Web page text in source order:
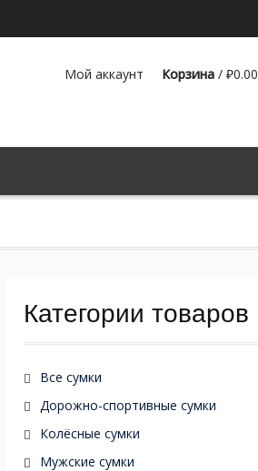
Мой аккаунт Корзина / ₽0.00
Категории товаров
Все сумки
Дорожно-спортивные сумки
Колёсные сумки
Мужские сумки